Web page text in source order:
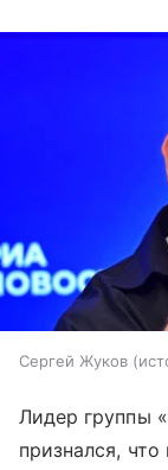
Сергей Жуков
Лидер группы
признался,